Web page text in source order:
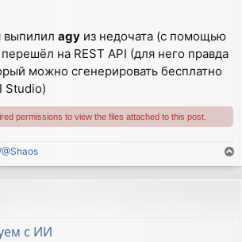
выпилил agy из недочата (с помощью
на REST API (для него правда
можно сгенерировать бесплатно
Studio)
permissions to view the files attached to this post.
o
p
с ИИ